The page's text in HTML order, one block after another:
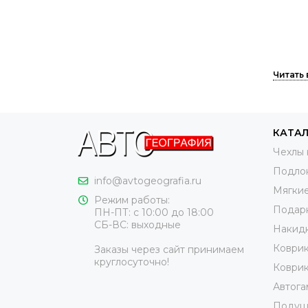
Чехлы
Самый
Это
Чехлы
info@avtogeografia.ru
Режим работы:
ПН-ПТ: с 10:00 до 18:00
СБ-ВС: выходные
Заказы через сайт принимаем
круглосуточно!
Чехлы